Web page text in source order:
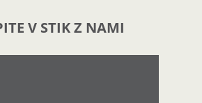
V STIK Z NAMI